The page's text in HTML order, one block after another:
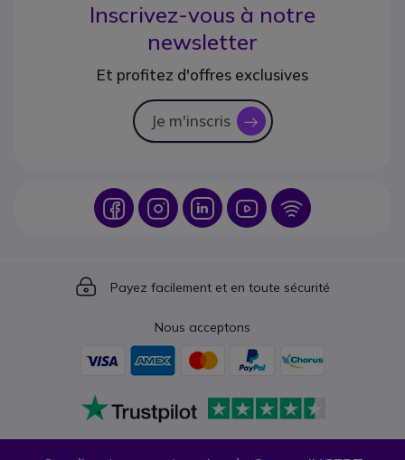
Inscrivez-vous à notre
newsletter
Et profitez d'offres exclusives
Je m'inscris icon
Icon IconIcon Icon Icon
Icon
Payez facilement et en toute sécurité
Nous acceptons